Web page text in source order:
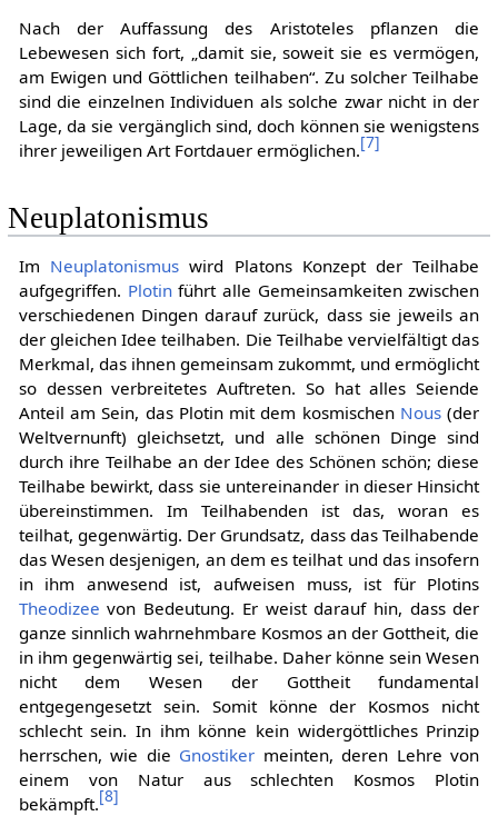
Nach der Auffassung des Aristoteles pflanzen die
Lebewesen sich fort, „damit sie, soweit sie es vermögen,
am Ewigen und Göttlichen teilhaben“. Zu solcher Teilhabe
sind die einzelnen Individuen als solche zwar nicht in der
Lage, da sie vergänglich sind, doch können sie wenigstens
ihrer jeweiligen Art Fortdauer ermöglichen.[7]
Neuplatonismus
Im Neuplatonismus wird Platons Konzept der Teilhabe
aufgegriffen. Plotinführt alle Gemeinsamkeiten zwischen
verschiedenen Dingen darauf zurück, dass sie jeweils an
der gleichen Idee teilhaben. Die Teilhabe vervielfältigt das
Merkmal, das ihnen gemeinsam zukommt, und ermöglicht
so dessen verbreitetes Auftreten. So hat alles Seiende
Anteil am Sein, das Plotin mit dem kosmischen Nous(der
Weltvernunft) gleichsetzt, und alle schönen Dinge sind
durch ihre Teilhabe an der Idee des Schönen schön; diese
Teilhabe bewirkt, dass sie untereinander in dieser Hinsicht
übereinstimmen. Im Teilhabenden ist das, woran es
teilhat, gegenwärtig. Der Grundsatz, dass das Teilhabende
das Wesen desjenigen, an dem es teilhat und das insofern
in ihm anwesend ist, aufweisen muss, ist für Plotins
Theodizee von Bedeutung. Er weist darauf hin, dass der
ganze sinnlich wahrnehmbare Kosmos an der Gottheit, die
in ihm gegenwärtig sei, teilhabe. Daher könne sein Wesen
nicht dem Wesen der Gottheit fundamental
entgegengesetzt sein. Somit könne der Kosmos nicht
schlecht sein. In ihm könne kein widergöttliches Prinzip
herrschen, wie die Gnostiker meinten, deren Lehre von
einem von Natur aus schlechten Kosmos Plotin
bekämpft.[8]